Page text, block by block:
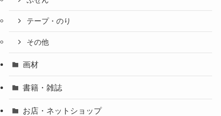
テープ・のり
その他
画材
書籍・雑誌
お店・ネットショップ